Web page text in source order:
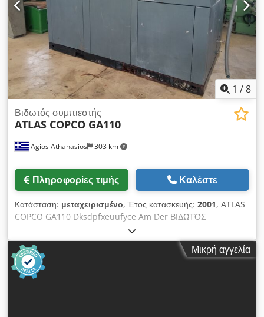
1 /8
Agios Athanasios 303 km
Βιδωτός συμπιεστής
ATLAS COPCO GA110
Πληροφορίες τιμής Καλέστε
Κατάσταση: μεταχειρισμένο, Έτος κατασκευής: 2001, ATLAS
COPCO GA110 Dksdpfxeuufyce Am Der ΒΙΔΩΤΌΣ
Μικρή αγγελία